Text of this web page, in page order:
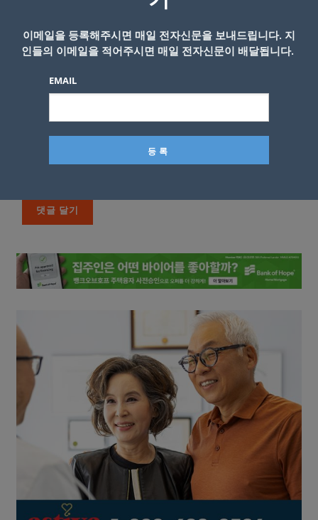
이메일을 등록해주시면 매일 전자신문을 보내드립니다. 지
인들의 이메일을 적어주시면 매일 전자신문이 배달됩니다.
EMAIL